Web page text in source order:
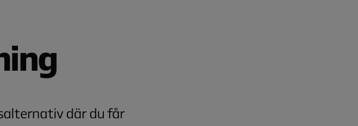
där du får